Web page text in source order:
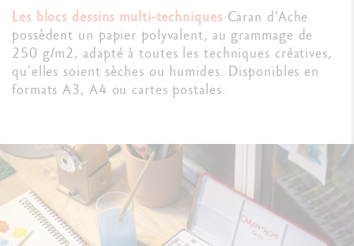
Les blocs dessins multi-techniques Caran d’Ache
possèdent un papier polyvalent, au grammage de
250 g/m2, adapté à toutes les techniques créatives,
qu’elles soient sèches ou humides. Disponibles en
formats A3, A4 ou cartes postales.